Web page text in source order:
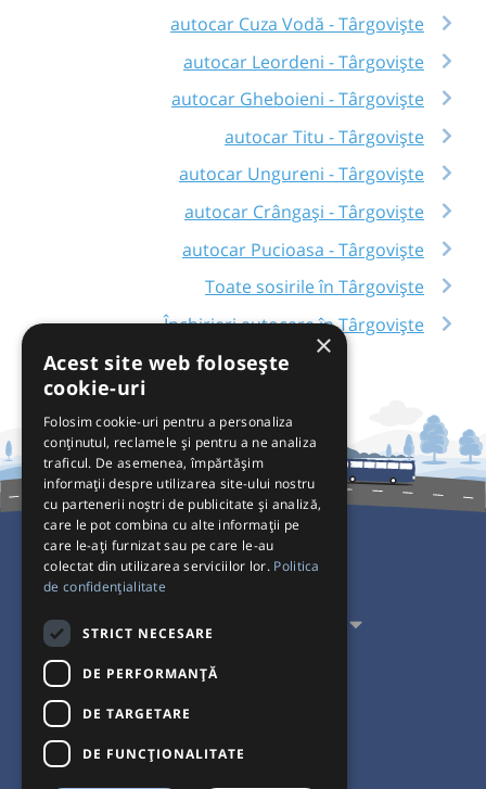
autocar Cuza Vodă - Târgoviște
autocar Leordeni - Târgoviște
autocar Gheboieni - Târgoviște
autocar Titu - Târgoviște
autocar Ungureni - Târgoviște
autocar Crângași - Târgoviște
autocar Pucioasa - Târgoviște
Toate sosirile în Târgoviște
Închirieri autocare în Târgoviște
Pentru Călători
Pentru Transportatori
Interacționăm
Acceptăm plăți cu
×
Acest site web folosește
cookie-uri
Folosim cookie-uri pentru a personaliza
conținutul, reclamele și pentru a ne analiza
traficul. De asemenea, împărtășim
informații despre utilizarea site-ului nostru
cu partenerii noștri de publicitate și analiză,
care le pot combina cu alte informații pe
care le-ați furnizat sau pe care le-au
colectat din utilizarea serviciilor lor. Politica
de confidențialitate
STRICT NECESARE
DE PERFORMANȚĂ
DE TARGETARE
DE FUNCŢIONALITATE